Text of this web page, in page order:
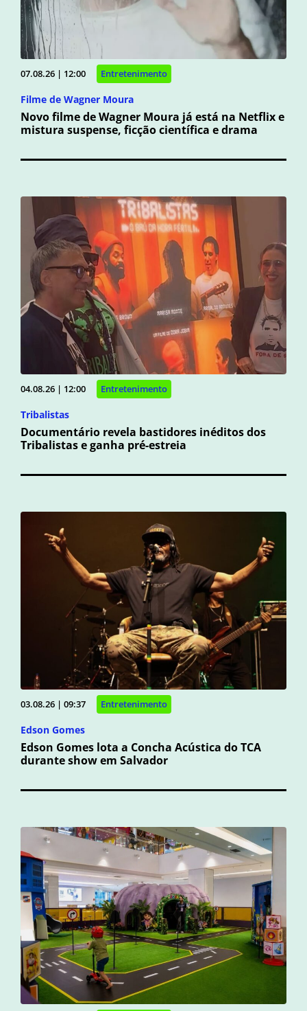
07.08.26 | 12:00 Entretenimento
Filme de Wagner Moura
Novo filme de Wagner Moura já está na Netflix e
mistura suspense, ficção científica e drama
04.08.26 | 12:00 Entretenimento
Tribalistas
Documentário revela bastidores inéditos dos
Tribalistas e ganha pré-estreia
03.08.26 | 09:37 Entretenimento
Edson Gomes
Edson Gomes lota a Concha Acústica do TCA
durante show em Salvador